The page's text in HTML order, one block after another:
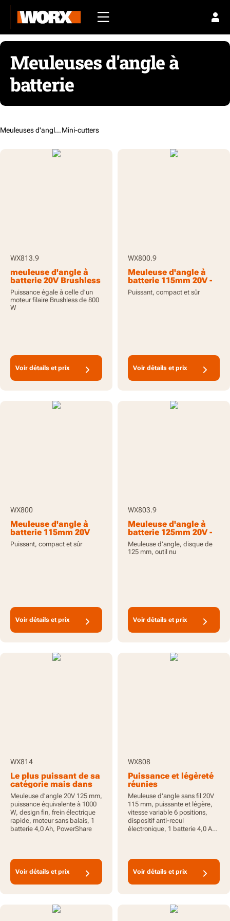
Meuleuses d'angle à
batterie
Meuleuses d'angle /Mini-cutters
WX813.9
meuleuse d'angle à
batterie 20V Brushless
115mm - outil seul
Puissance égale à celle d'un
moteur filaire Brushless de 800
W
Voir détails et prix
WX800.9
Meuleuse d'angle à
batterie 115mm 20V -
Outil seul
Puissant, compact et sûr
Voir détails et prix
WX800
Meuleuse d'angle à
batterie 115mm 20V
avec 2 batteries 2.0Ah
et chargeur
Puissant, compact et sûr
Voir détails et prix
WX803.9
Meuleuse d'angle à
batterie 125mm 20V -
Outil seul
Meuleuse d'angle, disque de
125 mm, outil nu
Voir détails et prix
WX814
Le plus puissant de sa
catégorie mais dans
un corps fin.
Meuleuse d’angle 20V 125 mm,
puissance équivalente à 1000
W, design fin, frein électrique
rapide, moteur sans balais, 1
batterie 4,0 Ah, PowerShare
Voir détails et prix
WX808
Puissance et légèreté
réunies
Meuleuse d'angle sans fil 20V
115 mm, puissante et légère,
vitesse variable 6 positions,
dispositif anti-recul
électronique, 1 batterie 4,0 Ah
Voir détails et prix